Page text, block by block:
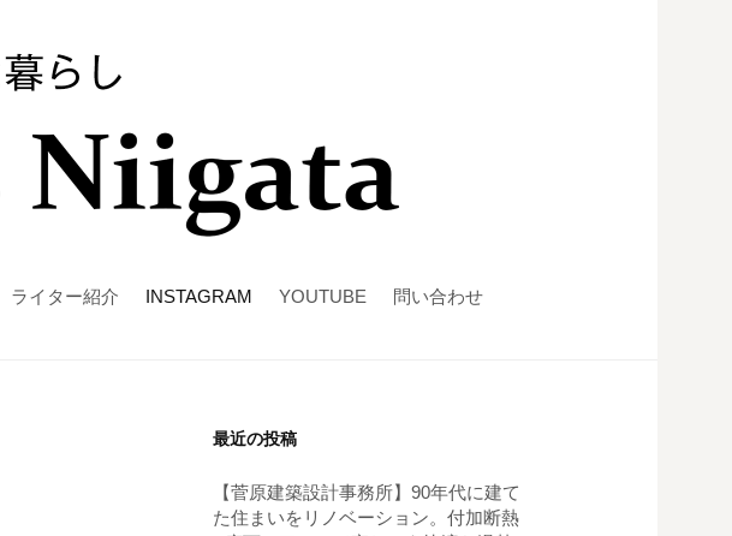
ライター紹介 INSTAGRAM YOUTUBE 問い合わせ
最近の投稿
【菅原建築設計事務所】90年代に建て
た住まいをリノベーション。付加断熱